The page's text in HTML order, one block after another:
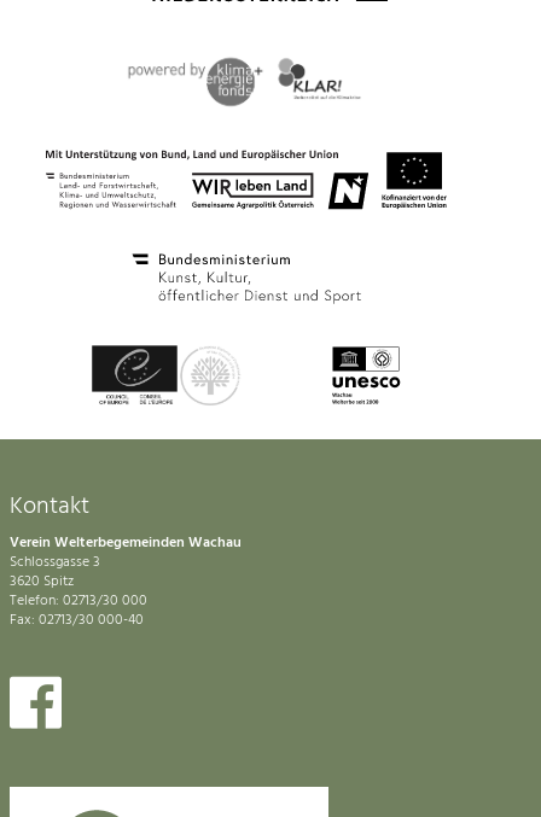
Kontakt
Verein Welterbegemeinden Wachau
Schlossgasse 3
3620 Spitz
Telefon: 02713/30 000
Fax: 02713/30 000-40